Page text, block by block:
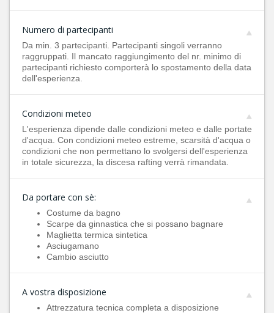
Numero di partecipanti
Da min. 3 partecipanti. Partecipanti singoli verranno
raggruppati. Il mancato raggiungimento del nr. minimo di
partecipanti richiesto comporterà lo spostamento della data
dell'esperienza.
Condizioni meteo
L'esperienza dipende dalle condizioni meteo e dalle portate
d'acqua. Con condizioni meteo estreme, scarsità d'acqua o
condizioni che non permettano lo svolgersi dell'esperienza
in totale sicurezza, la discesa rafting verrà rimandata.
Da portare con sè:
Costume da bagno
Scarpe da ginnastica che si possano bagnare
Maglietta termica sintetica
Asciugamano
Cambio asciutto
A vostra disposizione
Attrezzatura tecnica completa a disposizione